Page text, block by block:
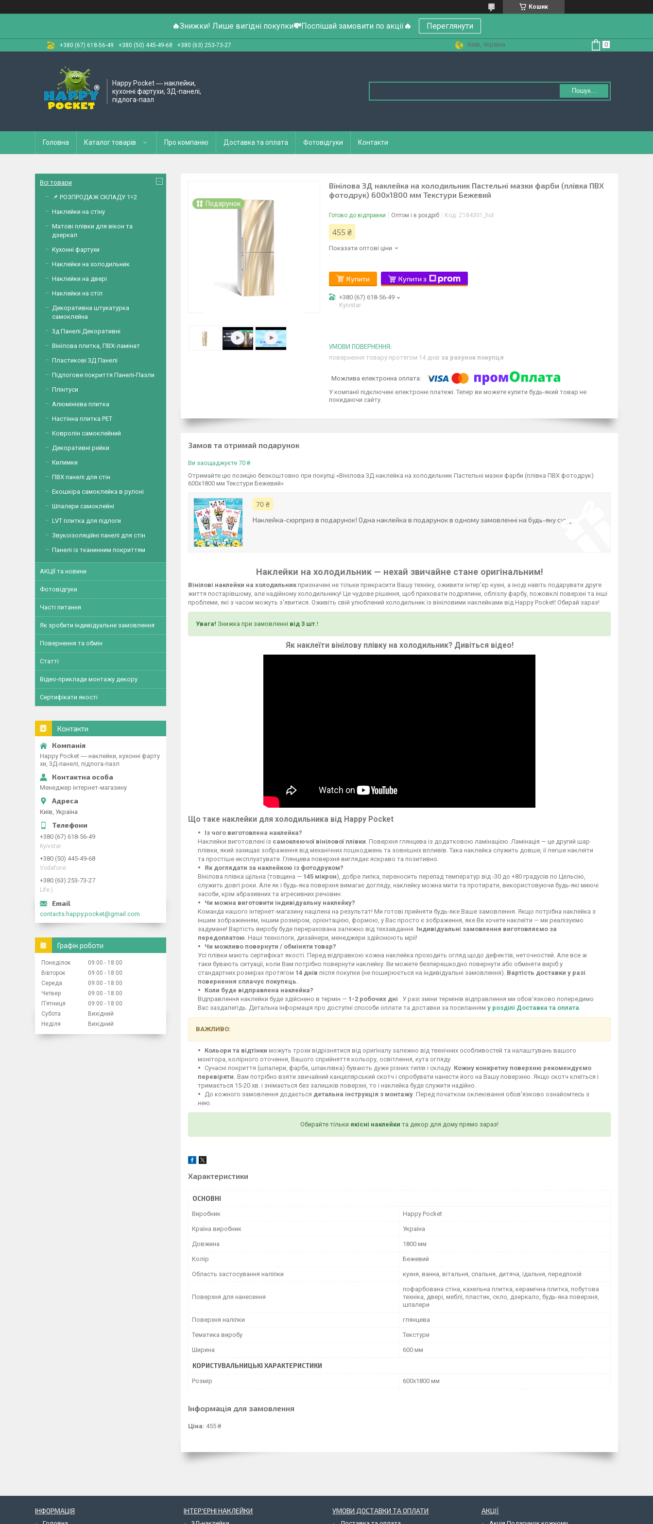
Кошик
🔥Знижки! Лише вигідні покупки💸Поспішай замовити по акції🔥 Переглянути
+380 (67) 618-56-49 +380 (50) 445-49-68 +380 (63) 253-73-27 Київ, Україна
Happy Pocket ― наклейки,
кухонні фартухи, 3Д-панелі,
підлога-пазл
Пошук...
Головна Каталог товарів Про компанію Доставка та оплата Фотовідгуки Контакти
Подарунок
Вінілова 3Д наклейка на холодильник Пастельні мазки фарби (плівка ПВХ
фотодрук) 600х1800 мм Текстури Бежевий
Готово до відправки Оптом і в роздріб Код: Z184301_hol
455 ₴
Показати оптові ціни
Купити Купити з
+380 (67) 618-56-49
Kyivstar
повернення товару протягом 14 днів за рахунок покупця
У компанії підключені електронні платежі. Тепер ви можете купити будь-який товар не
покидаючи сайту.
Замов та отримай подарунок
Ви заощаджуєте 70 ₴
Отримайте цю позицію безкоштовно при покупці «Вінілова 3Д наклейка на холодильник Пастельні мазки фарби (плівка ПВХ фотодрук)
600х1800 мм Текстури Бежевий»
70 ₴
Наклейка-сюрприз в подарунок! Одна наклейка в подарунок в одному замовленні на будь-яку суму
Наклейки на холодильник — нехай звичайне стане оригінальним!
Вінілові наклейки на холодильник призначені не тільки прикрасити Вашу техніку, оживити інтер'єр кухні, а іноді навіть подарувати друге
життя постарівшому, але надійному холодильнику! Це чудове рішення, щоб приховати подряпини, облізлу фарбу, пожовклі поверхні та інші
проблеми, які з часом можуть з'явитися. Оживіть свій улюблений холодильник із вініловими наклейками від Happy Pocket! Обирай зараз!
Увага! Знижка при замовленні від 3 шт.!
Як наклеїти вінілову плівку на холодильник? Дивіться відео!
Що таке наклейки для холодильника від Happy Pocket
Із чого виготовлена наклейка?
Наклейки виготовлені із самоклеючої вінілової плівки . Поверхня глянцева із додатковою ламінацією. Ламінація — це другий шар
плівки, який захищає зображення від механічних пошкоджень та зовнішніх впливів. Така наклейка служить довше, її легше наклеїти
та простіше експлуатувати. Глянцева поверхня виглядає яскраво та позитивно.
Як доглядати за наклейкою із фотодруком?
Вінілова плівка щільна (товщина — 145 мікрон), добре липка, переносить перепад температур від -30 до +80 градусів по Цельсію,
служить довгі роки. Але як і будь-яка поверхня вимагає догляду, наклейку можна мити та протирати, використовуючи будь-які миючі
засоби, крім абразивних та агресивних речовин.
Чи можна виготовити індивідуальну наклейку?
Команда нашого інтернет-магазину націлена на результат! Ми готові прийняти будь-яке Ваше замовлення. Якщо потрібна наклейка з
іншим зображенням, іншим розміром, орієнтацією, формою, у Вас просто є зображення, яке Ви хочете наклеїти — ми реалізуємо
задумане! Вартість виробу буде перерахована залежно від техзавдання. Індивідуальні замовлення виготовляємо за
передоплатою . Наші технологи, дизайнери, менеджери здійснюють мрії!
Чи можливо повернути / обміняти товар?
Усі плівки мають сертифікат якості. Перед відправкою кожна наклейка проходить огляд щодо дефектів, неточностей. Але все ж
таки бувають ситуації, коли Вам потрібно повернути наклейку. Ви можете безперешкодно повернути або обміняти виріб у
стандартних розмірах протягом 14 днів після покупки (не поширюється на індивідуальні замовлення). Вартість доставки у разі
повернення сплачує покупець.
Коли буде відправлена наклейка?
Відправлення наклейки буде здійснено в термін — 1-2 робочих дні . У разі зміни термінів відправлення ми обов'язково попередимо
Вас заздалегідь. Детальна інформація про доступні способи оплати та доставки за посиланням у розділі Доставка та оплата
ВАЖЛИВО:
Кольори та відтінки можуть трохи відрізнятися від оригіналу залежно від технічних особливостей та налаштувань вашого
монітора, колірного оточення, Вашого сприйняття кольору, освітлення, кута огляду.
Сучасні покриття (шпалери, фарба, шпаклівка) бувають дуже різних типів і складу. Кожну конкретну поверхню рекомендуємо
перевіряти. Вам потрібно взяти звичайний канцелярський скотч і спробувати нанести його на Вашу поверхню. Якщо скотч клеїться і
тримається 15-20 хв. і знімається без залишків поверхні, то і наклейка буде служити надійно.
До кожного замовлення додається детальна інструкція з монтажу . Перед початком оклеювання обов'язково ознайомтесь з
нею.
Обирайте тільки якісні наклейки та декор для дому прямо зараз!
Характеристики
ОСНОВНІ
Виробник Happy Pocket
Країна виробник Україна
Довжина 1800 мм
Колір Бежевий
Область застосування наліпки кухня, ванна, вітальня, спальня, дитяча, їдальня, передпокій
Поверхня для нанесення
пофарбована стіна, кахельна плитка, керамічна плитка, побутова
техніка, двері, меблі, пластик, скло, дзеркало, будь-яка поверхня,
шпалери
Поверхня наліпки глянцева
Тематика виробу Текстури
Ширина 600 мм
КОРИСТУВАЛЬНИЦЬКІ ХАРАКТЕРИСТИКИ
Розмір 600х1800 мм
Інформація для замовлення
Ціна: 455 ₴
Всі товари
📌 РОЗПРОДАЖ СКЛАДУ 1=2
Наклейки на стіну
Матові плівки для вікон та
дзеркал
Кухонні фартухи
Наклейки на холодильник
Наклейки на двері
Наклейки на стіл
Декоративна штукатурка
самоклейна
3д Панелі Декоративні
Вінілова плитка, ПВХ-ламінат
Пластикові 3Д Панелі
Підлогове покриття Панелі-Пазли
Плінтуси
Алюмінієва плитка
Настінна плитка PET
Ковролін самоклейний
Декоративні рейки
Килимки
ПВХ панелі для стін
Екошкіра самоклейка в рулоні
Шпалери самоклейні
LVT плитка для підлоги
Звукоізоляційні панелі для стін
Панелі із тканинним покриттям
АКЦІЇ та новини
Фотовідгуки
Часті питання
Як зробити індивідуальне замовлення
Повернення та обмін
Статті
Відео-приклади монтажу декору
Сертифікати якості
Контакти
Happy Pocket ― наклейки, кухонні фарту
хи, 3Д-панелі, підлога-пазл
Менеджер інтернет-магазину
Київ, Україна
+380 (67) 618-56-49
Kyivstar
+380 (50) 445-49-68
Vodafone
+380 (63) 253-73-27
Life:)
contacts.happy.pocket@gmail.com
Графік роботи
Понеділок 09:00
18:00
Вівторок
09:00
18:00
Середа
09:00
18:00
Четвер
09:00
18:00
Пʼятниця
09:00
18:00
Субота
Вихідний
Неділя
Вихідний
ІНФОРМАЦІЯ ІНТЕР'ЄРНІ НАКЛЕЙКИ УМОВИ ДОСТАВКИ ТА ОПЛАТИ АКЦІЇ